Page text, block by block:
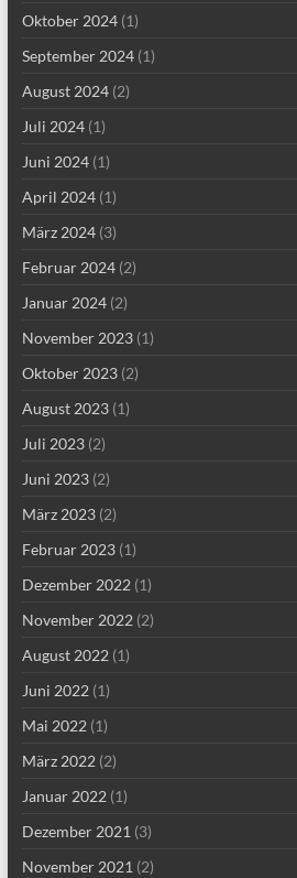
Oktober 2024(1)
September 2024(1)
August 2024(2)
Juli 2024(1)
Juni 2024(1)
April 2024(1)
März 2024(3)
Februar 2024(2)
Januar 2024(2)
November 2023(1)
Oktober 2023(2)
August 2023(1)
Juli 2023(2)
Juni 2023(2)
März 2023(2)
Februar 2023(1)
Dezember 2022(1)
November 2022(2)
August 2022(1)
Juni 2022(1)
Mai 2022(1)
März 2022(2)
Januar 2022(1)
Dezember 2021 (3)
November 2021 (2)